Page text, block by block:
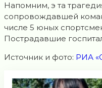
Напомним, э та
сопровождавшей
числе 5 юных
Пострадавшие
Источник и фото: РИА